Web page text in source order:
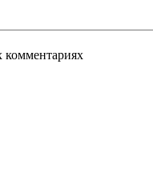
комментариях